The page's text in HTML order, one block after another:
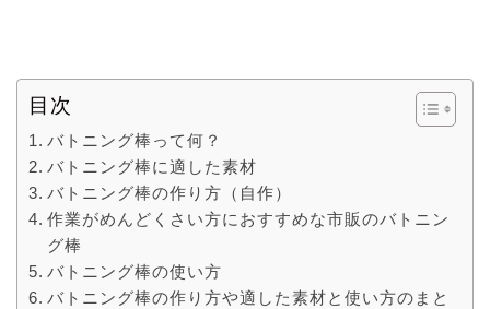
目次
バトニング棒って何？
バトニング棒に適した素材
バトニング棒の作り方（自作）
作業がめんどくさい方におすすめな市販のバトニン
グ棒
バトニング棒の使い方
バトニング棒の作り方や適した素材と使い方のまと